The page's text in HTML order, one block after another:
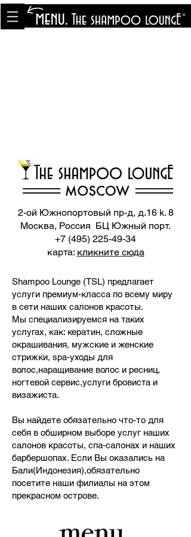
<meta name="p:domain_verify"
content="8cfe0bf166a35f014a18d7a345e30fa0"/>
2-ой Южнопортовый пр-д, д.16 k. 8
Москва, Россия БЦ Южный порт.
+7 (495) 225-49-34
карта: кликните сюда
Shampoo Lounge (TSL) предлагает
услуги премиум-класса по всему миру
в сети наших салонов красоты.
Мы специализируемся на таких
услугах, как: кератин, сложные
окрашивания, мужские и женские
стрижки, spa-уходы для
волос,наращивание волос и ресниц,
ногтевой сервис,услуги бровиста и
визажиста.
Вы найдете обязательно что-то для
себя в обширном выборе услуг наших
салонов красоты, спа-салонах и наших
барбершопах. Если Вы оказались на
Бали(Индонезия),обязательно
посетите наши филиалы на этом
прекрасном острове.